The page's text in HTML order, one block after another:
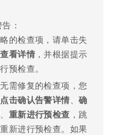
：
的检查项，请单击失
查看详情 ，并根据提示
预检查。
需修复的检查项，您
点击确认告警详情 、确
重新进行预检查 ，跳
新进行预检查。如果